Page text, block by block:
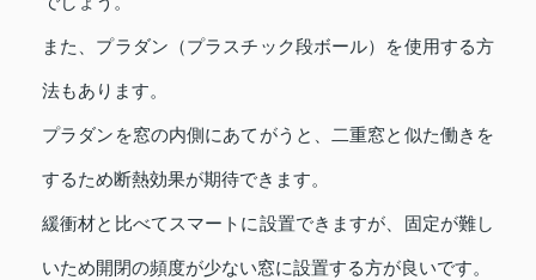
また、プラダン（プラスチック段ボール）を使用する方
法もあります。
プラダンを窓の内側にあてがうと、二重窓と似た働きを
するため断熱効果が期待できます。
緩衝材と比べてスマートに設置できますが、固定が難し
いため開閉の頻度が少ない窓に設置する方が良いです。